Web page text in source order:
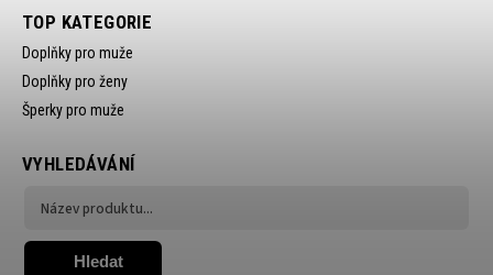
TOP KATEGORIE
Doplňky pro muže
Doplňky pro ženy
Šperky pro muže
VYHLEDÁVÁNÍ
Hledat